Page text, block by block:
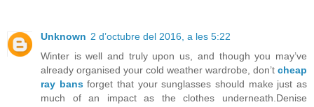
Unknown 2 d’octubre del 2016, a les 5:22
Winter is well and truly upon us, and though you may’ve
already organised your cold weather wardrobe, don’t cheap
ray bansforget that your sunglasses should make just as
much of an impact as the clothes underneath.Denise